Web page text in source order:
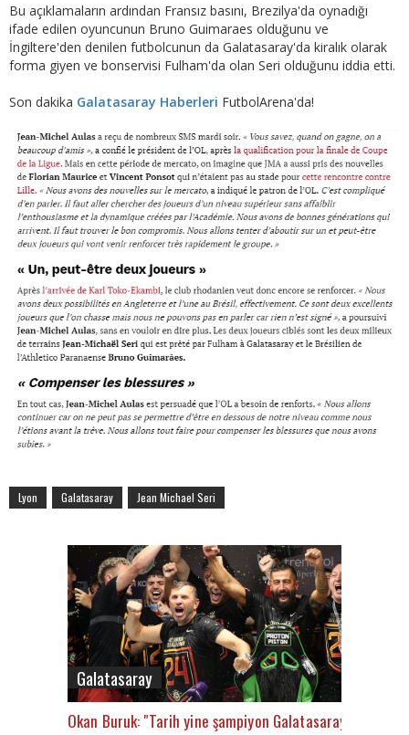
Bu açıklamaların ardından Fransız basını, Brezilya'da oynadığı
ifade edilen oyuncunun Bruno Guimaraes olduğunu ve
İngiltere'den denilen futbolcunun da Galatasaray'da kiralık olarak
forma giyen ve bonservisi Fulham'da olan Seri olduğunu iddia etti.
Son dakika Galatasaray Haberleri FutbolArena'da!
Lyon Galatasaray Jean Michael Seri
Galatasaray
Okan Buruk: "Tarih yine şampiyon Galatasaray’ı